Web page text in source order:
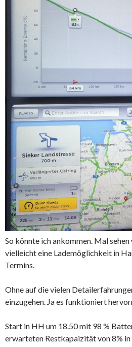
So könnte ich ankommen. Mal
vielleicht eine Lademöglichkeit in
Termins.
Ohne auf die vielen
einzugehen. Ja es funktioniert
Start in HH um 18.50 mit 98 %
erwarteten Restkapaizität von 8%